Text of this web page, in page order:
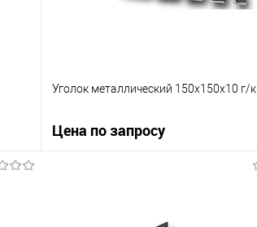
Уголок металлический 150х150х10 г/к
Цена по запросу